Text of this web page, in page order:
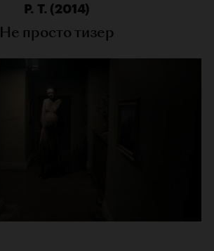
P. T. (2014)
Не просто тизер